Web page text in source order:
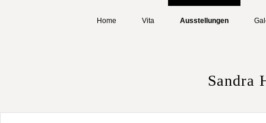
Home Vita Ausstellungen
Sandra